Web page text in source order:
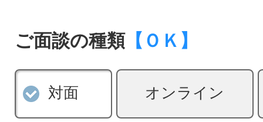
2026-08-06 13:47 にお申込
2026-08-06 13:16 にお申込
ご面談の種類【ＯＫ】
対面 オンライン